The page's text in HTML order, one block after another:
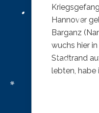
Hannover
Barganz
wuchs hier
Stadtrand
lebten, habe